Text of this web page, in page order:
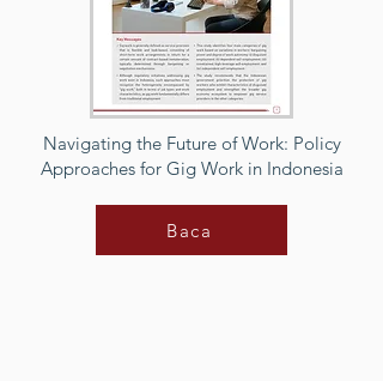
Navigating the Future of Work: Policy
Approaches for Gig Work in Indonesia
Baca